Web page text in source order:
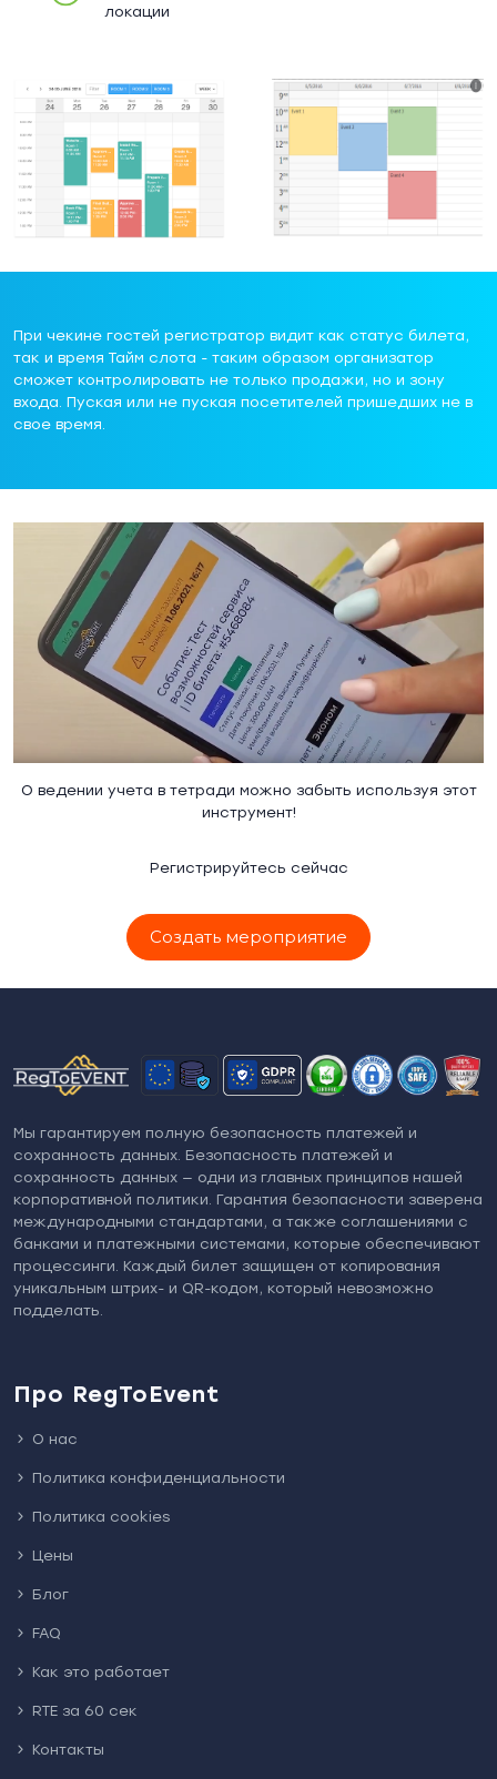
локации
При чекине гостей регистратор видит как статус билета,
так и время Тайм слота - таким образом организатор
сможет контролировать не только продажи, но и зону
входа. Пуская или не пуская посетителей пришедших не в
свое время.
О ведении учета в тетради можно забыть используя этот
инструмент!
Регистрируйтесь сейчас
Создать мероприятие
Мы гарантируем полную безопасность платежей и
сохранность данных. Безопасность платежей и
сохранность данных — одни из главных принципов нашей
корпоративной политики. Гарантия безопасности заверена
международными стандартами, а также соглашениями с
банками и платежными системами, которые обеспечивают
процессинги. Каждый билет защищен от копирования
уникальным штрих- и QR-кодом, который невозможно
подделать.
Про RegToEvent
О нас
Политика конфиденциальности
Политика cookies
Цены
Блог
FAQ
Как это работает
RTE за 60 сек
Контакты